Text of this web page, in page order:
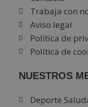
Trabaja con
Aviso legal
Política de
Política de
NUESTROS
Deporte